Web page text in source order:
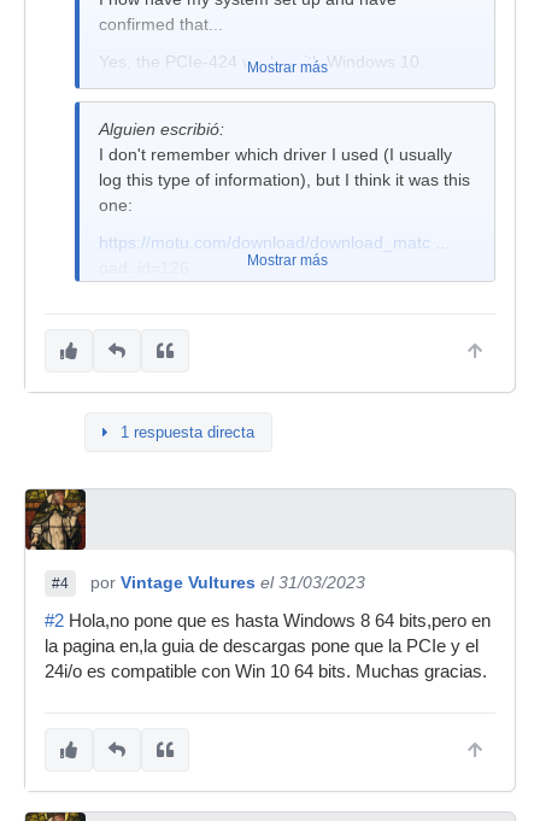
confirmed that...
Yes, the PCIe-424 works with Windows 10.
The only caveat that I've found is that the
hardware/driver configuration window keeps
selecting the primary interface (the interface
plugged into the first PCIe-424 port) when you
change a setting on that window. The good news
each time you update a setting, you have to re-
otherwise working perfectly with Windows 10.
Mostrar más
Alguien escribió:
I don't remember which driver I used (I usually
log this type of information), but I think it was this
one:
https://motu.com/download/download_matc
Mostrar más
1 respuesta directa
#4 por Vintage Vultures el 31/03/2023
#2 Hola,no pone que es hasta Windows 8 64 bits,pero en
la pagina en,la guia de descargas pone que la PCIe y el
24i/o es compatible con Win 10 64 bits. Muchas gracias.